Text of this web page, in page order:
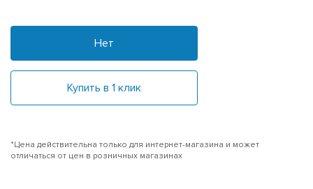
Нет
Купить в 1 клик
*Цена действительна только для интернет-магазина и может
отличаться от цен в розничных магазинах